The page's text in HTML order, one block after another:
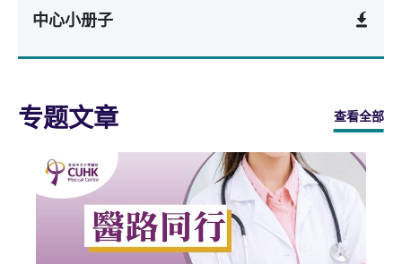
中心小册子
专题文章 查看全部